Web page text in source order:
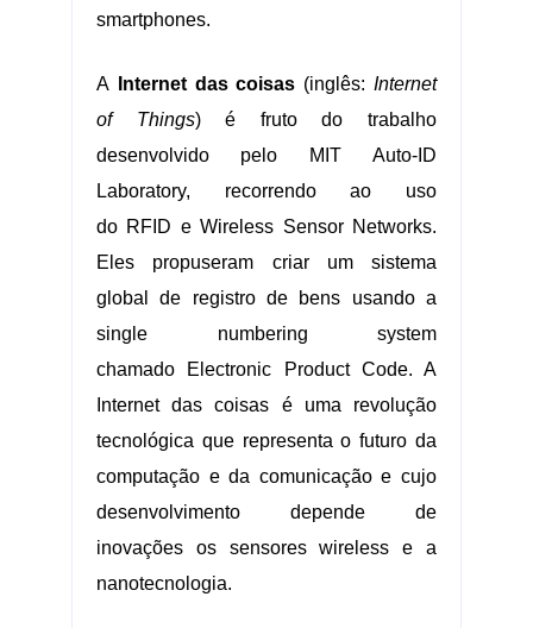
smartphones.
A Internet das coisas (inglês:Internet
of Things) é fruto do trabalho
desenvolvido pelo MIT Auto-ID
Laboratory, recorrendo ao uso
do RFID eWireless Sensor Networks.
Eles propuseram criar um sistema
global de registro de bens usando a
single numbering system
chamado
Electronic Product Code. A
Internet das coisas é uma revolução
tecnológica que representa o futuro da
computação e da comunicação e cujo
desenvolvimento depende de
inovações os sensores wireless e a
nanotecnologia.